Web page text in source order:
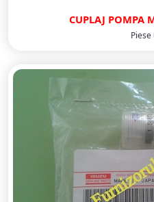
CUPLAJ POMPA